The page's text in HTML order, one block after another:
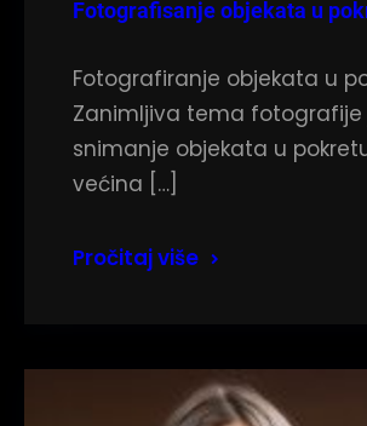
Fotografisanje objekata u
Fotografiranje objekata u
Zanimljiva tema fotografije
snimanje objekata u
većina […]
Pročitaj više